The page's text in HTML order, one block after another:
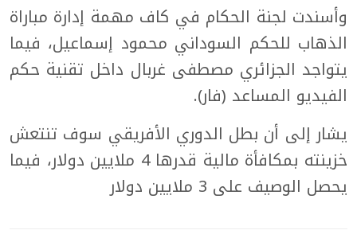
وأسندت لجنة الحكام في كاف مهمة إدارة مباراة
الذهاب للحكم السوداني محمود إسماعيل، فيما
يتواجد الجزائري مصطفى غربال داخل تقنية حكم
الفيديو المساعد (فار).
يشار إلى أن بطل الدوري الأفريقي سوف تنتعش
خزينته بمكافأة مالية قدرها 4 ملايين دولار، فيما
يحصل الوصيف على 3 ملايين دولار